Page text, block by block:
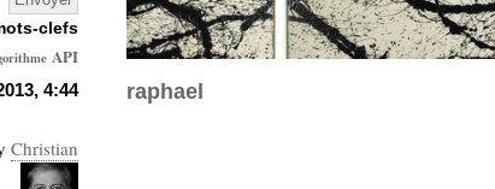
4:44
Christian
raphael
clefs
API